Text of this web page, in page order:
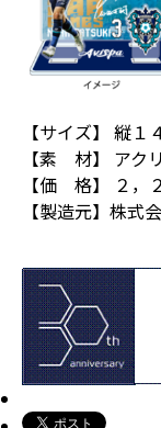
【サイズ】 縦
【素 材】 アク
【価 格】 ２，
【製造元】株式